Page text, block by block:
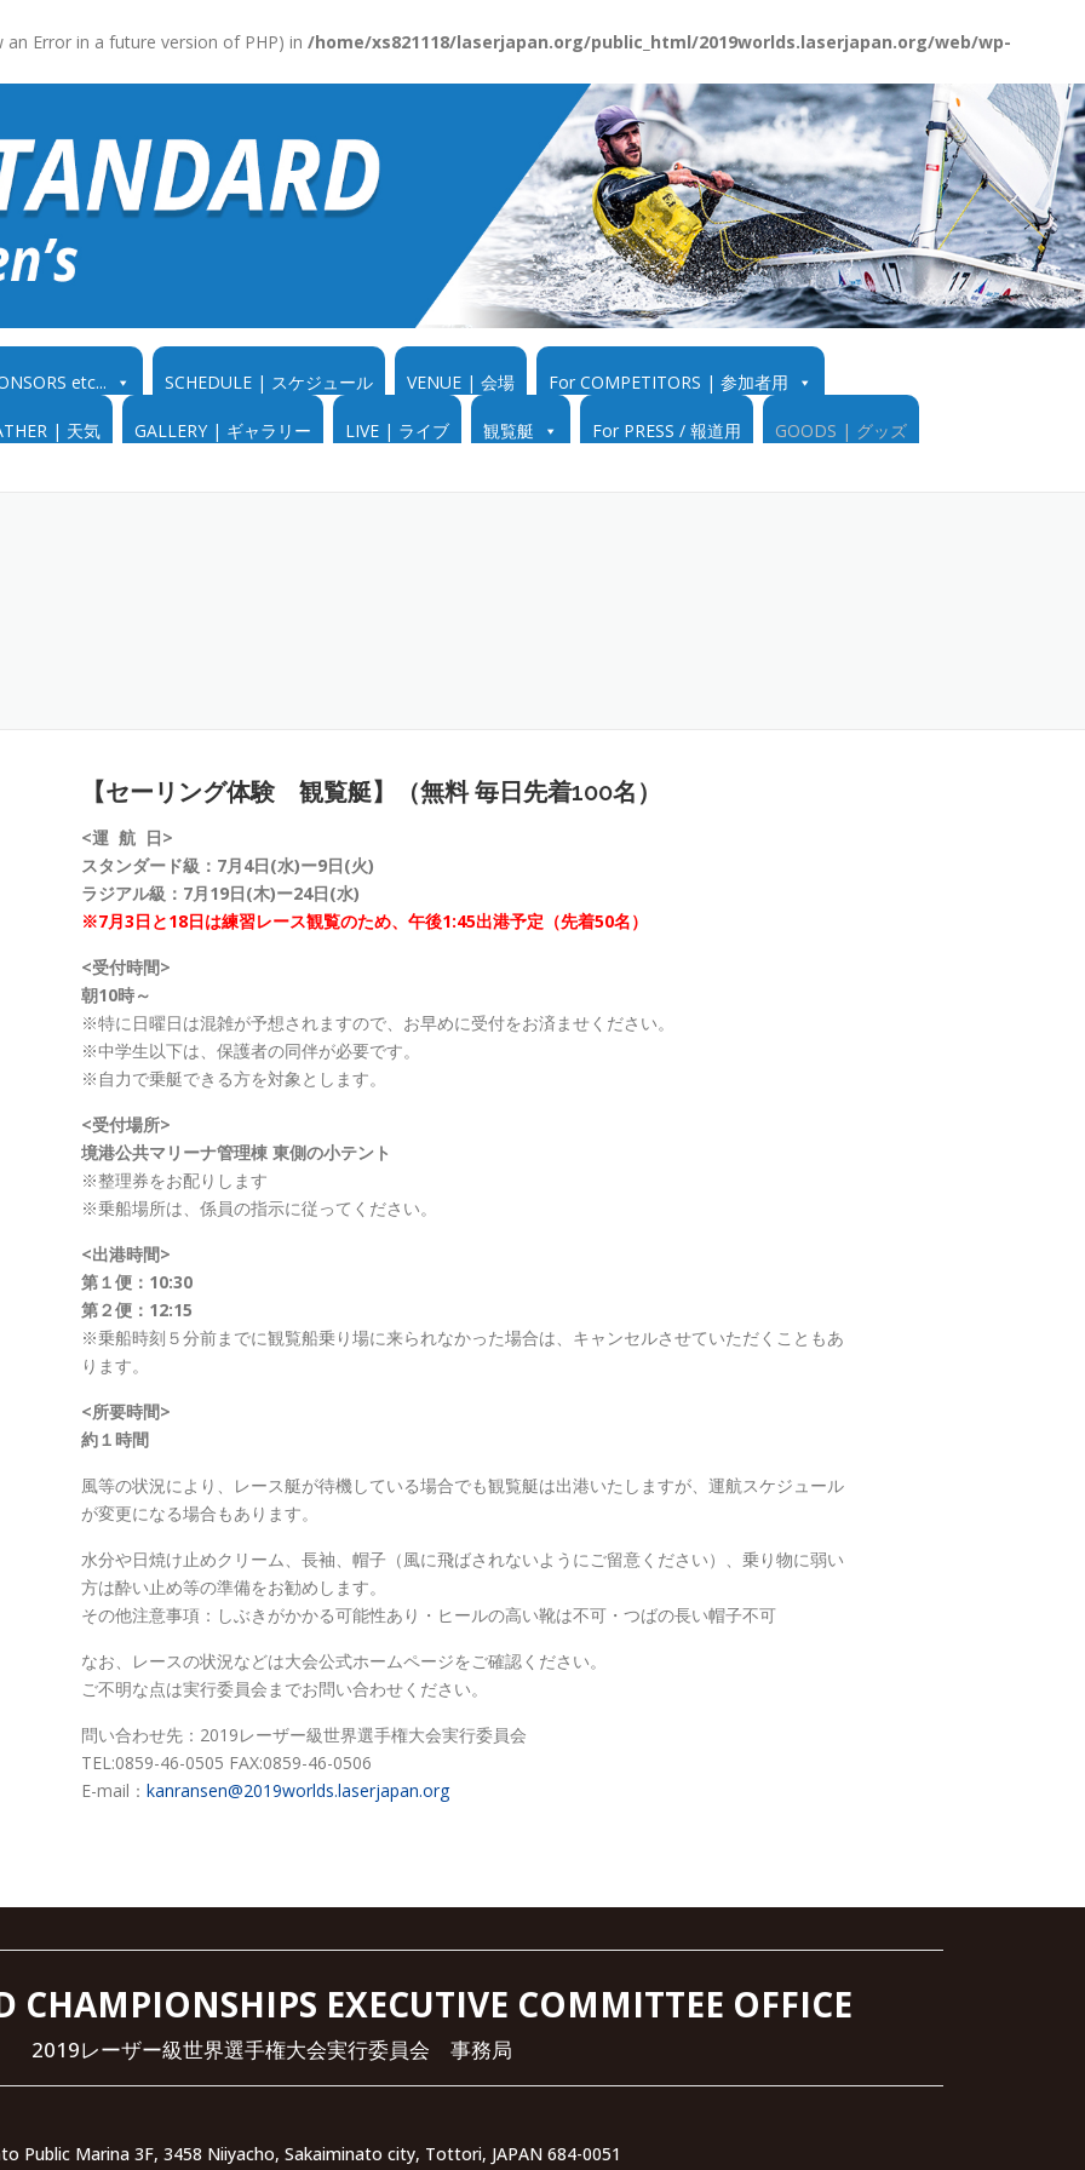
Error in a future version of PHP) in /home/xs821118/laserjapan.org/public_html/2019worlds.laserjapan.org/web/wp-
etc... SCHEDULE | スケジュール VENUE | 会場 For COMPETITORS | 参加者用
| 天気 GALLERY | ギャラリー LIVE | ライブ 観覧艇 For PRESS / 報道用 GOODS | グッズ
【セーリング体験 観覧艇】（無料 毎日先着100名）
<運 航 日>
スタンダード級：7月4日(水)ー9日(火)
ラジアル級：7月19日(木)ー24日(水)
※7月3日と18日は練習レース観覧のため、午後1:45出港予定（先着50名）
<受付時間>
朝10時～
※特に日曜日は混雑が予想されますので、お早めに受付をお済ませください。
※中学生以下は、保護者の同伴が必要です。
※自力で乗艇できる方を対象とします。
<受付場所>
境港公共マリーナ管理棟 東側の小テント
※整理券をお配りします
※乗船場所は、係員の指示に従ってください。
<出港時間>
第１便：10:30
第２便：12:15
※乗船時刻５分前までに観覧船乗り場に来られなかった場合は、キャンセルさせていただくこともあ
ります。
<所要時間>
約１時間
風等の状況により、レース艇が待機している場合でも観覧艇は出港いたしますが、運航スケジュール
が変更になる場合もあります。
水分や日焼け止めクリーム、長袖、帽子（風に飛ばされないようにご留意ください）、乗り物に弱い
方は酔い止め等の準備をお勧めします。
その他注意事項：しぶきがかかる可能性あり・ヒールの高い靴は不可・つばの長い帽子不可
なお、レースの状況などは大会公式ホームページをご確認ください。
ご不明な点は実行委員会までお問い合わせください。
問い合わせ先：2019レーザー級世界選手権大会実行委員会
TEL:0859-46-0505 FAX:0859-46-0506
E-mail： kanransen@2019worlds.laserjapan.org
CHAMPIONSHIPS EXECUTIVE COMMITTEE OFFICE
2019レーザー級世界選手権大会実行委員会 事務局
Public Marina 3F, 3458 Niiyacho, Sakaiminato city, Tottori, JAPAN 684-0051